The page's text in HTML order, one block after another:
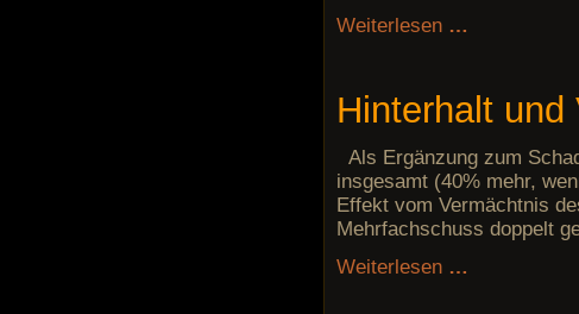
Weiterlesen …
Hinterhalt und
Als Ergänzung zum
insgesamt (40% mehr,
Effekt vom Vermächtnis
Mehrfachschuss doppelt
Weiterlesen …